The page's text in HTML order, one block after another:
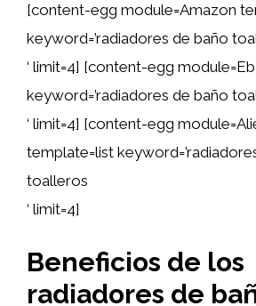
[content-egg module=Amazon
keyword=’radiadores de baño
‘ limit=4] [content-egg
keyword=’radiadores de baño
‘ limit=4] [content-egg
template=list
toalleros
‘ limit=4]
Beneficios de los
radiadores de